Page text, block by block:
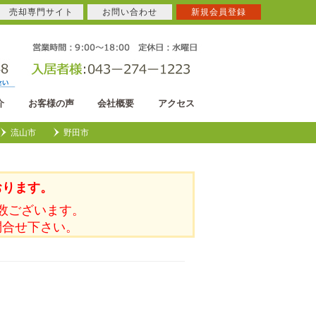
お客様の声 会社概要 アクセス
流山市 野田市
ます。
ざいます。
せ下さい。
売却専門サイト お問い合わせ 新規会員登録